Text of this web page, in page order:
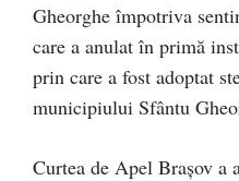
Gheorghe împotriva
care a anulat în primă
prin care a fost adoptat
municipiului Sfântu
Curtea de Apel Brașov